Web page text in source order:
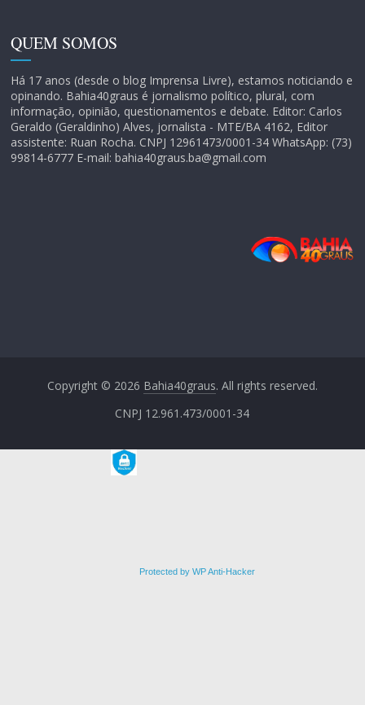
QUEM SOMOS
Há 17 anos (desde o blog Imprensa Livre), estamos noticiando e
opinando. Bahia40graus é jornalismo político, plural, com
informação, opinião, questionamentos e debate. Editor: Carlos
Geraldo (Geraldinho) Alves, jornalista - MTE/BA 4162, Editor
assistente: Ruan Rocha. CNPJ 12961473/0001-34 WhatsApp: (73)
99814-6777 E-mail: bahia40graus.ba@gmail.com
Copyright © 2026 Bahia40graus. All rights reserved.
CNPJ 12.961.473/0001-34
Protected by WP Anti-Hacker